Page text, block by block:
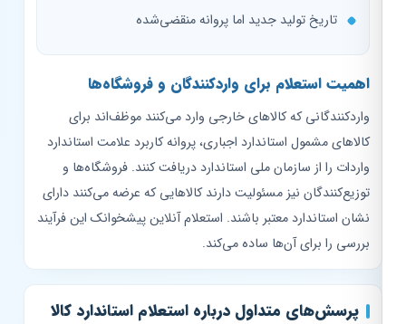
تاریخ تولید جدید اما پروانه منقضی‌شده
اهمیت استعلام برای واردکنندگان و فروشگاه‌ها
واردکنندگانی که کالاهای خارجی وارد می‌کنند موظف‌اند برای
کالاهای مشمول استاندارد اجباری، پروانه کاربرد علامت استاندارد
واردات را از سازمان ملی استاندارد دریافت کنند. فروشگاه‌ها و
توزیع‌کنندگان نیز مسئولیت دارند کالاهایی که عرضه می‌کنند دارای
نشان استاندارد معتبر باشند. استعلام آنلاین پیشخوانک این فرآیند
بررسی را برای آن‌ها ساده می‌کند.
پرسش‌های متداول درباره استعلام استاندارد کالا